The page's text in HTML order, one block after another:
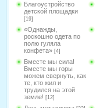
Благоустройство
детской площадки
[19]
«Однажды,
роскошно одета по
полю гуляла
конфета» [4]
Вместе мы сила!
Вместе мы горы
можем свернуть, как
те, кто жил и
трудился на этой
земле! [12]